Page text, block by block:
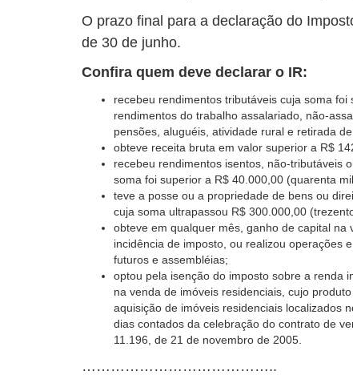
O prazo final para a declaração do
de 30 de junho.
Confira quem deve declarar o IR:
recebeu rendimentos tributáveis cuja soma
rendimentos do trabalho assalariado, não-
pensões, aluguéis, atividade rural e retirada
obteve receita bruta em valor superior a R$
recebeu rendimentos isentos, não-tributáveis
soma foi superior a R$ 40.000,00 (quarenta
teve a posse ou a propriedade de bens ou
cuja soma ultrapassou R$ 300.000,00
obteve em qualquer mês, ganho de capital na
incidência de imposto, ou realizou operações
futuros e assembléias;
optou pela isenção do imposto sobre a renda
na venda de imóveis residenciais, cujo
aquisição de imóveis residenciais localizados
dias contados da celebração do contrato de
11.196, de 21 de novembro de 2005.
…………………………………..